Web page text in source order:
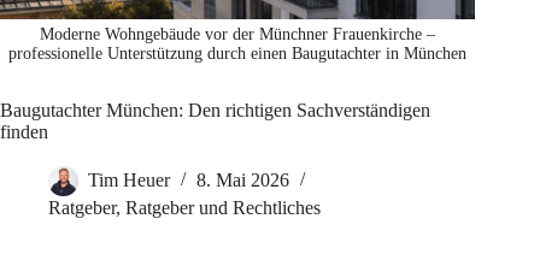
Moderne Wohngebäude vor der Münchner Frauenkirche –
professionelle Unterstützung durch einen Baugutachter in München
Baugutachter München: Den richtigen Sachverständigen
finden
Tim Heuer
8. Mai 2026
Ratgeber, Ratgeber und Rechtliches